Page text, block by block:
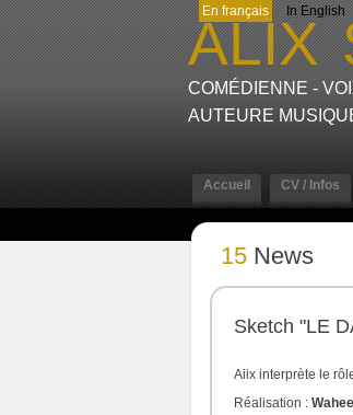
En français In English
ALIX
COMÉDIENNE -
AUTEURE
Accueil CV / Infos
15 News
Sketch "LE
Aiix interprète le
Réalisation :